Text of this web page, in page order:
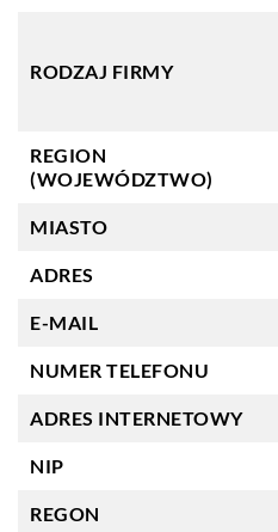
RODZAJ FIRMY
REGION
(WOJEWÓDZTWO)
MIASTO
ADRES
E-MAIL
NUMER TELEFONU
ADRES INTERNETOWY
NIP
REGON